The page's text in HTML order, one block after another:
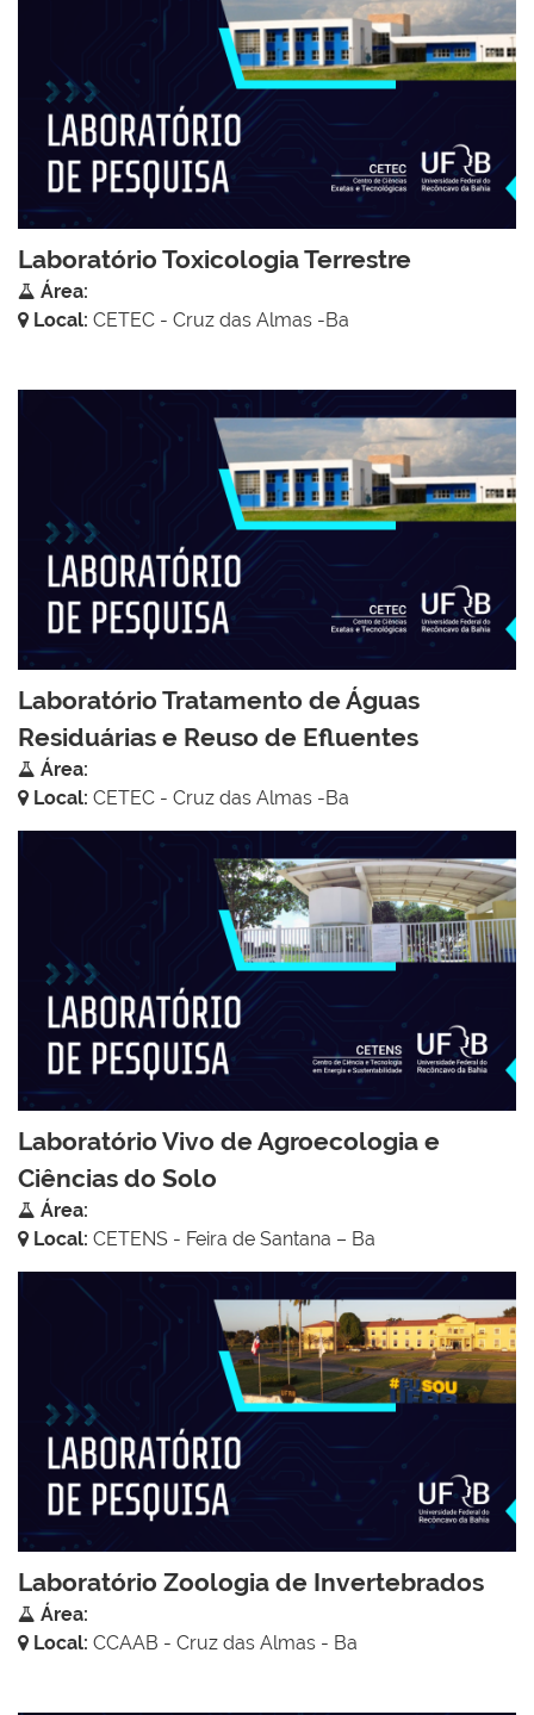
Laboratório Toxicologia Terrestre
Área:
Local: CETEC - Cruz das Almas -Ba
Laboratório Tratamento de Águas
Residuárias e Reuso de Efluentes
Área:
Local: CETEC - Cruz das Almas -Ba
Laboratório Vivo de Agroecologia e
Ciências do Solo
Área:
Local: CETENS - Feira de Santana – Ba
Laboratório Zoologia de Invertebrados
Área:
Local: CCAAB - Cruz das Almas - Ba